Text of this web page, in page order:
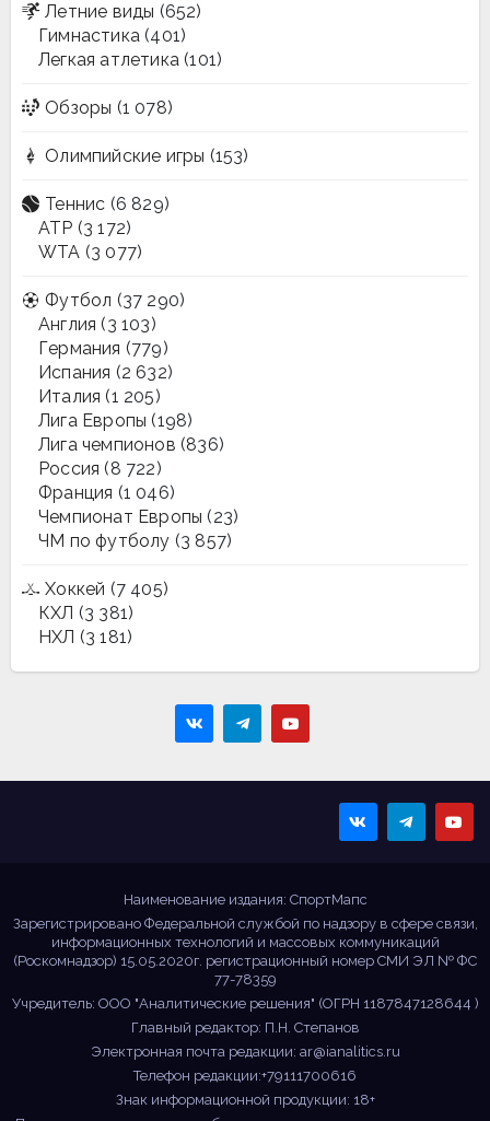
Летние виды (652)
Гимнастика (401)
Легкая атлетика (101)
Обзоры (1 078)
Олимпийские игры (153)
Теннис (6 829)
ATP (3 172)
WTA (3 077)
Футбол (37 290)
Англия (3 103)
Германия (779)
Испания (2 632)
Италия (1 205)
Лига Европы (198)
Лига чемпионов (836)
Россия (8 722)
Франция (1 046)
Чемпионат Европы (23)
ЧМ по футболу (3 857)
Хоккей (7 405)
КХЛ (3 381)
НХЛ (3 181)
Наименование издания: СпортМапс
Зарегистрировано Федеральной службой по надзору в сфере связи,
информационных технологий и массовых коммуникаций
(Роскомнадзор) 15.05.2020г. регистрационный номер СМИ ЭЛ № ФС
77-78359
Учредитель: ООО "Аналитические решения" (ОГРН 1187847128644 )
Главный редактор: П.Н. Степанов
Электронная почта редакции: ar@ianalitics.ru
Телефон редакции:+79111700616
Знак информационной продукции: 18+